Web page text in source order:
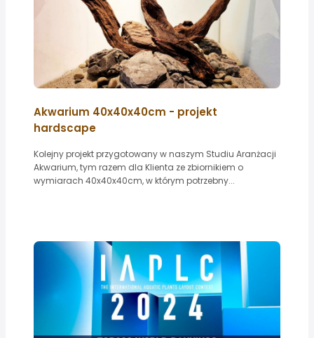
Akwarium 40x40x40cm - projekt
hardscape
Kolejny projekt przygotowany w naszym Studiu Aranżacji
Akwarium, tym razem dla Klienta ze zbiornikiem o
wymiarach 40x40x40cm, w którym potrzebny...